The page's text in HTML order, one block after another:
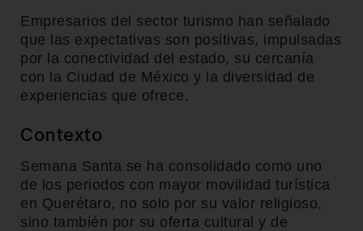
Empresarios del sector turismo han señalado
que las expectativas son positivas, impulsadas
por la conectividad del estado, su cercanía
con la Ciudad de México y la diversidad de
experiencias que ofrece.
Contexto
Semana Santa se ha consolidado como uno
de los periodos con mayor movilidad turística
en Querétaro, no solo por su valor religioso,
sino también por su oferta cultural y de